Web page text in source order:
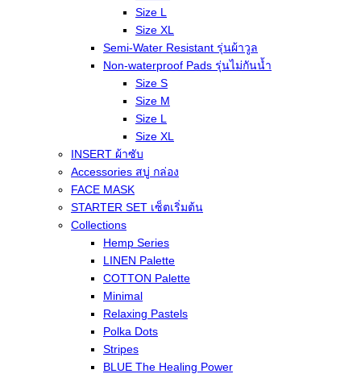
Size L
Size XL
Semi-Water Resistant รุ่นผ้าวูล
Non-waterproof Pads รุ่นไม่กันน้ำ
Size S
Size M
Size L
Size XL
INSERT ผ้าซับ
Accessories สบู่ กล่อง
FACE MASK
STARTER SET เซ็ตเริ่มต้น
Collections
Hemp Series
LINEN Palette
COTTON Palette
Minimal
Relaxing Pastels
Polka Dots
Stripes
BLUE The Healing Power